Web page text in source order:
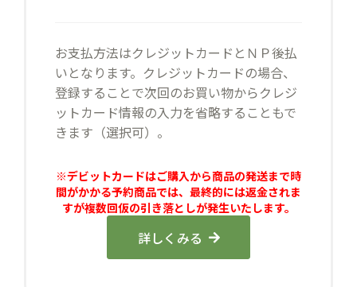
お支払方法はクレジットカードとＮＰ後払
いとなります。クレジットカードの場合、
登録することで次回のお買い物からクレジ
ットカード情報の入力を省略することもで
きます（選択可）。
※デビットカードはご購入から商品の発送まで時
間がかかる予約商品では、最終的には返金されま
すが複数回仮の引き落としが発生いたします。
詳しくみる